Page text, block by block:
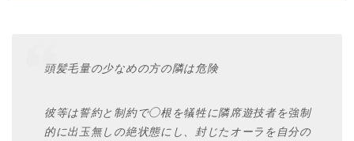
頭髪毛量の少なめの方の隣は危険
彼等は誓約と制約で◯根を犠牲に隣席遊技者を強制
的に出玉無しの絶状態にし、封じたオーラを自分の